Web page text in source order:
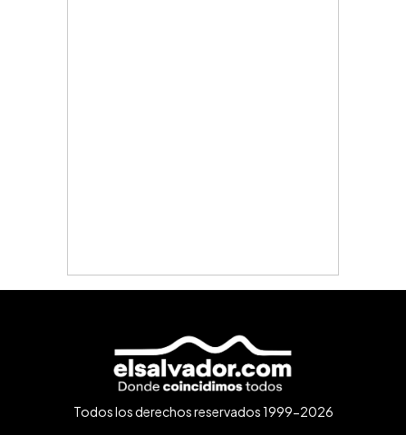
Todos los derechos reservados 1999-2026